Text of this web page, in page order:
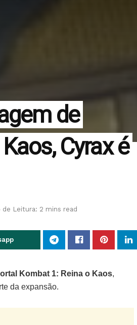
de
Cyrax é
de Leitura: 2 mins read
Kombat 1: Reina o Kaos,
da expansão.